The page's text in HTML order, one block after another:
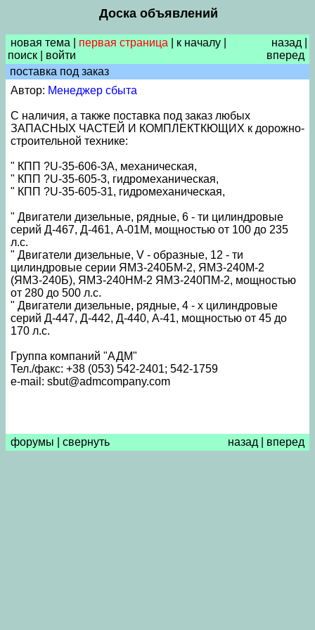
Доска объявлений
новая тема первая страница к началу
поиск
войти
назад
вперед
поставка под заказ
Автор: Менеджер сбыта
С наличия, а также поставка под заказ любых
ЗАПАСНЫХ ЧАСТЕЙ И КОМПЛЕКТКЮЩИХ к дорожно-
строительной технике:
" КПП ?U-35-606-3A, механическая,
" КПП ?U-35-605-3, гидромеханическая,
" КПП ?U-35-605-31, гидромеханическая,
" Двигатели дизельные, рядные, 6 - ти цилиндровые
серий Д-467, Д-461, А-01М, мощностью от 100 до 235
л.с.
" Двигатели дизельные, V - образные, 12 - ти
цилиндровые серии ЯМЗ-240БМ-2, ЯМЗ-240М-2
(ЯМЗ-240Б), ЯМЗ-240НМ-2 ЯМЗ-240ПМ-2, мощностью
от 280 до 500 л.с.
" Двигатели дизельные, рядные, 4 - х цилиндровые
серий Д-447, Д-442, Д-440, А-41, мощностью от 45 до
170 л.с.
Группа компаний "АДМ"
Тел./факс: +38 (053) 542-2401; 542-1759
e-mail: sbut@admcompany.com
форумы свернуть назад вперед